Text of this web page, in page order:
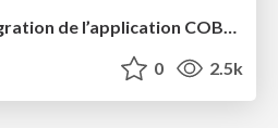
Atelier BlueHats : Migration de l’application COBOL MedocDB de GCOS à GnuCOBOL sur GNU/Linux
0 2.5k